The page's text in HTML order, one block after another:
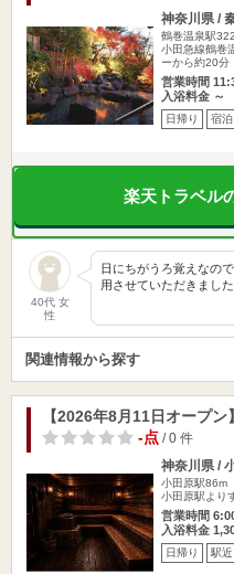
神奈川県 /
鶴巻温泉駅
小田急線鶴巻
ーから約20分
営業時間
入浴料金 ～
日帰り 宿泊
楽天トラベル
40代 女
性
日にちがうろ覚えなの
用させていただきまし
関連情報から探す
【2026年8月11日オープン
-点/ 0 件
神奈川県 /
小田原駅86m
小田原駅より
営業時間
入浴料金
日帰り 駅近